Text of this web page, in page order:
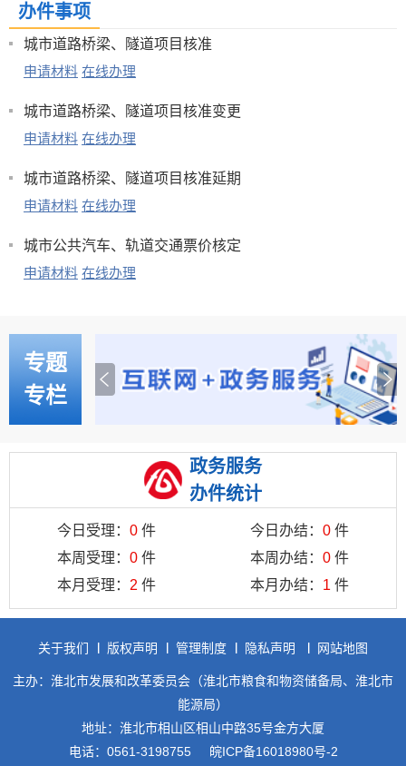
办件事项
城市道路桥梁、隧道项目核准
申请材料 在线办理
城市道路桥梁、隧道项目核准变更
申请材料 在线办理
城市道路桥梁、隧道项目核准延期
申请材料 在线办理
城市公共汽车、轨道交通票价核定
申请材料 在线办理
专题
专栏
政务服务
办件统计
今日受理： 0 件 今日办结： 0 件
本周受理： 0 件 本周办结： 0 件
本月受理： 2 件 本月办结： 1 件
关于我们 版权声明 管理制度 隐私声明 网站地图
主办：淮北市发展和改革委员会（淮北市粮食和物资储备局、淮北市
能源局）
地址：淮北市相山区相山中路35号金方大厦
电话：0561-3198755
皖ICP备16018980号-2